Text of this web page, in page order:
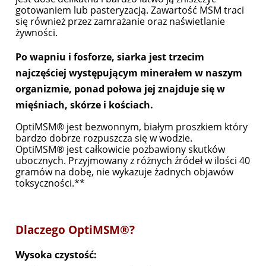
gotowaniem lub pasteryzacją. Zawartość MSM traci
się również przez zamrażanie oraz naświetlanie
żywności.
Po wapniu i fosforze, siarka jest trzecim
najczęściej występującym minerałem w naszym
organizmie, ponad połowa jej znajduje się w
mięśniach, skórze i kościach.
OptiMSM® jest bezwonnym, białym proszkiem który
bardzo dobrze rozpuszcza się w wodzie.
OptiMSM® jest całkowicie pozbawiony skutków
ubocznych. Przyjmowany z różnych źródeł w ilości 40
gramów na dobę, nie wykazuje żadnych objawów
toksyczności.**
Dlaczego OptiMSM®?
Wysoka czystość: